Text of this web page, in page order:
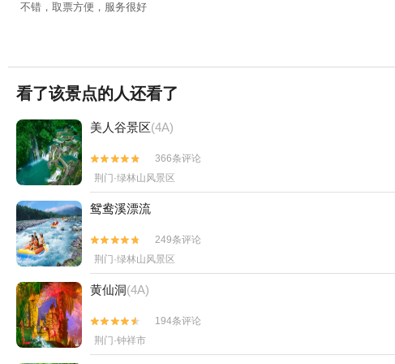
不错，取票方便，服务很好
看了该景点的人还看了
美人谷景区(4A)


366条评论
荆门·绿林山风景区
鸳鸯溪漂流


249条评论
荆门·绿林山风景区
黄仙洞(4A)


194条评论
荆门·钟祥市